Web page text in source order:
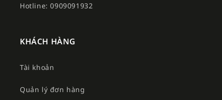
Hotline: 0909091932
KHÁCH HÀNG
Tài khoản
Quản lý đơn hàng